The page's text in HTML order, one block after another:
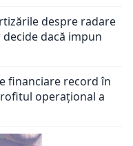
despre radare
dacă impun
financiare record în
operațional a